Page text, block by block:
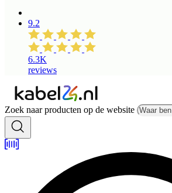
9.2
6.3K
reviews
Zoek naar producten op de website